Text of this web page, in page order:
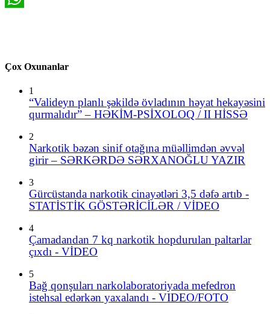
Çox Oxunanlar
1
“Valideyn planlı şəkildə övladının həyat hekayəsini
qurmalıdır” – HƏKİM-PSİXOLOQ / II HİSSƏ
2
Narkotik bəzən sinif otağına müəllimdən əvvəl
girir – SƏRKƏRDƏ SƏRXANOĞLU YAZIR
3
Gürcüstanda narkotik cinayətləri 3,5 dəfə artıb -
STATİSTİK GÖSTƏRİCİLƏR / VİDEO
4
Çamadandan 7 kq narkotik hopdurulan paltarlar
çıxdı - VİDEO
5
Bağ qonşuları narkolaboratoriyada mefedron
istehsal edərkən yaxalandı - VIDEO/FOTO